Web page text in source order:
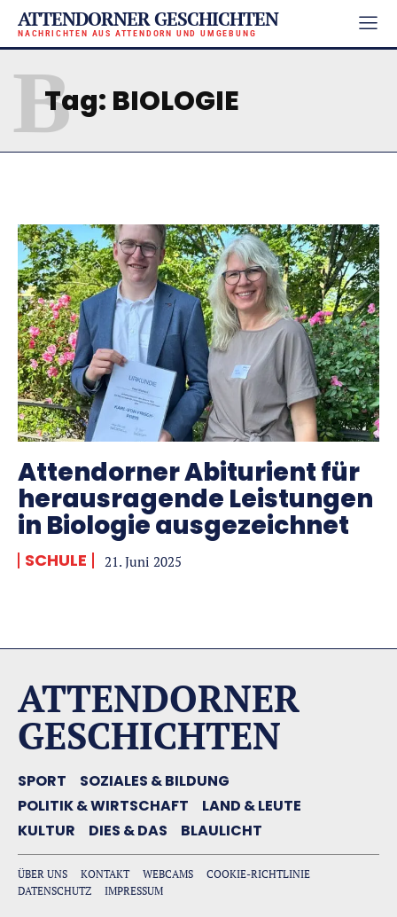
ATTENDORNER GESCHICHTEN
NACHRICHTEN AUS ATTENDORN UND UMGEBUNG
Tag: BIOLOGIE
B
Attendorner Abiturient für
herausragende Leistungen
in Biologie ausgezeichnet
SCHULE 21. Juni 2025
ATTENDORNER
GESCHICHTEN
SPORT
SOZIALES & BILDUNG
POLITIK & WIRTSCHAFT
LAND & LEUTE
KULTUR
DIES & DAS BLAULICHT
ÜBER UNS KONTAKT WEBCAMS
COOKIE-RICHTLINIE
DATENSCHUTZ
IMPRESSUM